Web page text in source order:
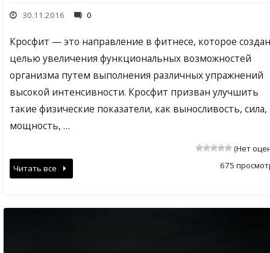
30.11.2016 0
Кросфит — это направление в фитнесе, которое
целью увеличения функциональных возможностей
организма путем выполнения различных упражнений
высокой интенсивности. Кросфит призван улучшить
такие физические показатели, как выносливость, сила,
мощность, …
(Нет
675
Читать все